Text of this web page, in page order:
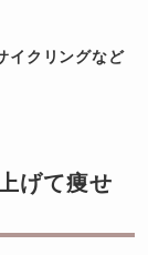
イクリングなど
げて痩せ